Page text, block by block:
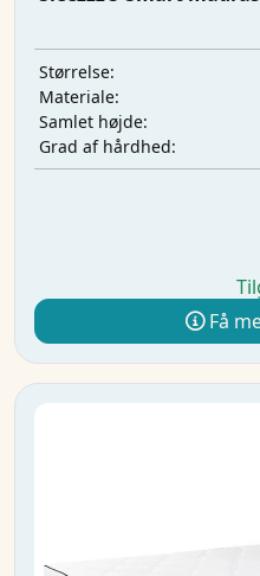
Størrelse:
Materiale:
Samlet højde:
Grad af hårdhed:
Få